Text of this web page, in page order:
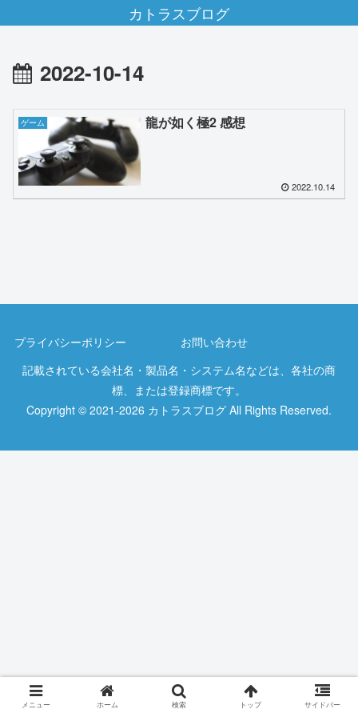
カトラスブログ
2022-10-14
ゲーム 龍が如く極2 感想
2022.10.14
プライバシーポリシー
お問い合わせ
記載されている会社名・製品名・システム名などは、各社の商
標、または登録商標です。
Copyright © 2021-2026 カトラスブログ All Rights Reserved.
メニュー ホーム 検索 トップ サイドバー